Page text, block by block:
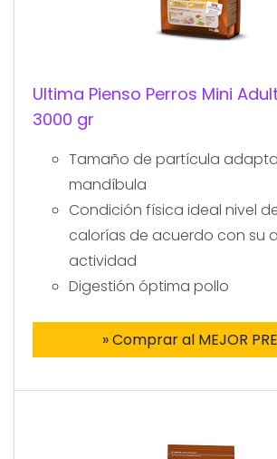
Ultima Pienso Perros Mini
3000 gr
Tamaño de partícula
mandíbula
Condición física ideal nivel
calorías de acuerdo con su
actividad
Digestión óptima pollo
» Comprar al MEJOR